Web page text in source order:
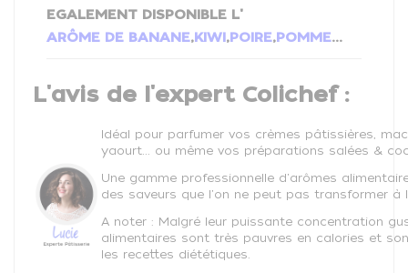
EGALEMENT DISPONIBLE L'
ARÔME DE BANANE,KIWI,POIRE,POMME...
L'avis de l'expert Colichef :
Idéal pour parfumer vos crèmes pâtissières,
yaourt... ou même vos préparations salées &
Une gamme professionnelle d'arômes
des saveurs que l'on ne peut pas transformer à
A noter : Malgré leur puissante concentration
alimentaires sont très pauvres en calories et
les recettes diététiques.